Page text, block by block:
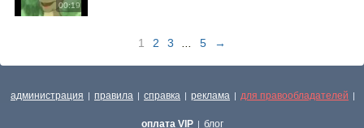
00:19
1 2 3 5 →
администрация | правила | справка | реклама | для правообладателей |
оплата VIP | блог